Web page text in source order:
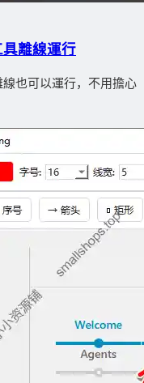
具離線運行
也可以運行，不用擔心